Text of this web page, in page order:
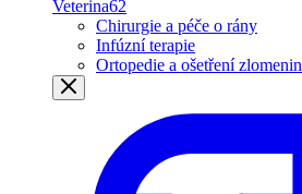
Veterina62
Chirurgie a péče o rány
Infúzní terapie
Ortopedie a ošetření zlomenin